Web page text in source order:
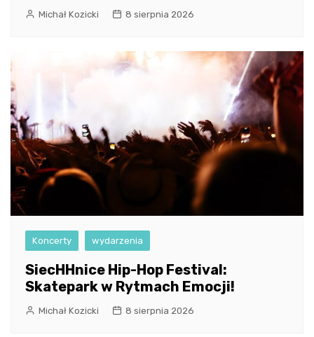
Michał Kozicki 8 sierpnia 2026
Koncerty wydarzenia
SiecHHnice Hip-Hop Festival:
Skatepark w Rytmach Emocji!
Michał Kozicki 8 sierpnia 2026